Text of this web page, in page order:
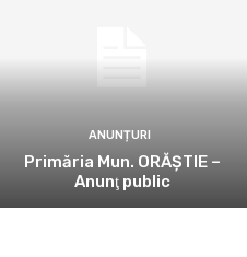
ANUNȚURI
Primăria Mun. ORĂȘTIE –
Anunţ public